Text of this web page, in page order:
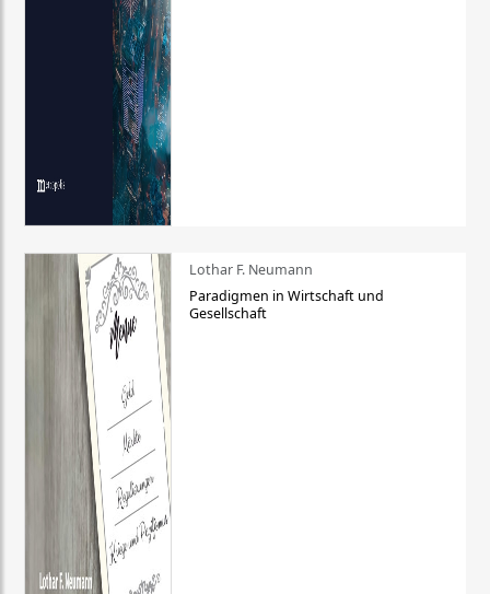
Lothar F. Neumann
Paradigmen in Wirtschaft und
Gesellschaft